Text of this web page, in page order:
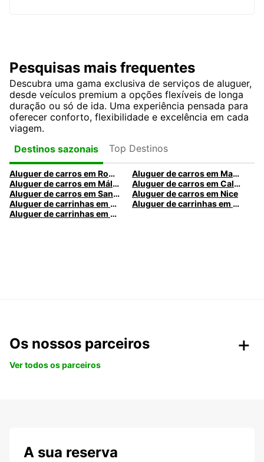
Pesquisas mais frequentes
Descubra uma gama exclusiva de serviços de aluguer,
desde veículos premium a opções flexíveis de longa
duração ou só de ida. Uma experiência pensada para
oferecer conforto, flexibilidade e excelência em cada
viagem.
Destinos sazonais
Top Destinos
Aluguer de carros em Roma
Aluguer de carros em Madrid
Aluguer de carros em Málaga
Aluguer de carros em Caldas da Rainha
Aluguer de carros em Santa Maria da Feira
Aluguer de carros em Nice
Aluguer de carrinhas em Nice
Aluguer de carrinhas em Santa Maria da Feira
Aluguer de carrinhas em Caldas da Rainha
Os nossos parceiros
Ver todos os parceiros
A sua reserva